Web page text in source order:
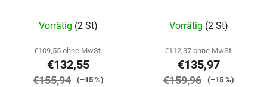
Vorrätig (2 St)
€109,55 ohne MwSt.
€132,55
€155,94 (–15 %)
Vorrätig (2 St)
€112,37 ohne MwSt.
€135,97
€159,96 (–15 %)